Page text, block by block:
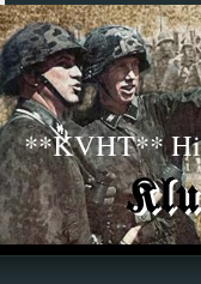
**KVHT**